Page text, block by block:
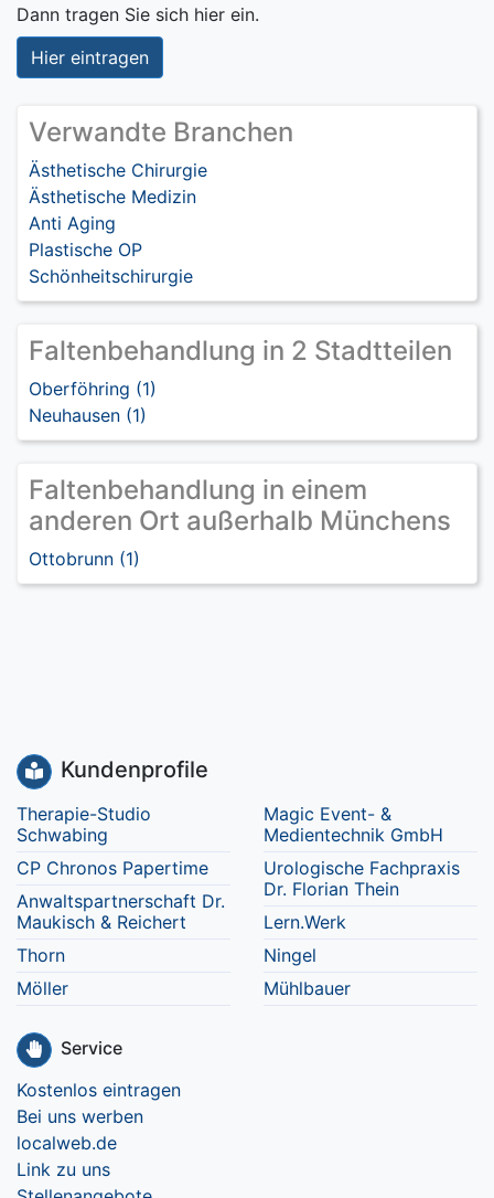
Dann tragen Sie sich hier ein.
Hier eintragen
Verwandte Branchen
Ästhetische Chirurgie
Ästhetische Medizin
Anti Aging
Plastische OP
Schönheitschirurgie
Faltenbehandlung in 2 Stadtteilen
Oberföhring (1)
Neuhausen (1)
Faltenbehandlung in einem
anderen Ort außerhalb Münchens
Ottobrunn (1)
Kundenprofile
Therapie-Studio
Schwabing
CP Chronos Papertime
Anwaltspartnerschaft Dr.
Maukisch & Reichert
Thorn
Möller
Magic Event- &
Medientechnik GmbH
Urologische Fachpraxis
Dr. Florian Thein
Lern.Werk
Ningel
Mühlbauer
Service
Kostenlos eintragen
Bei uns werben
localweb.de
Link zu uns